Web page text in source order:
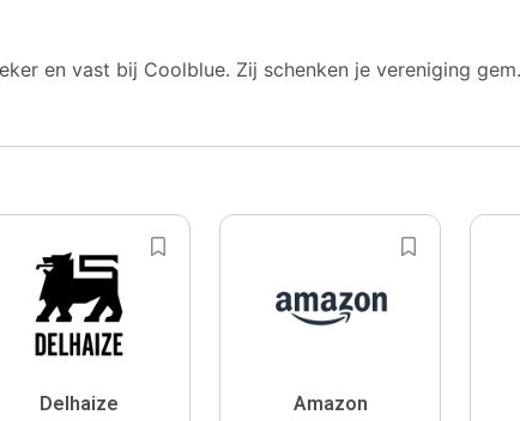
en vast bij Coolblue. Zij schenken je vereniging gem.
Delhaize Amazon